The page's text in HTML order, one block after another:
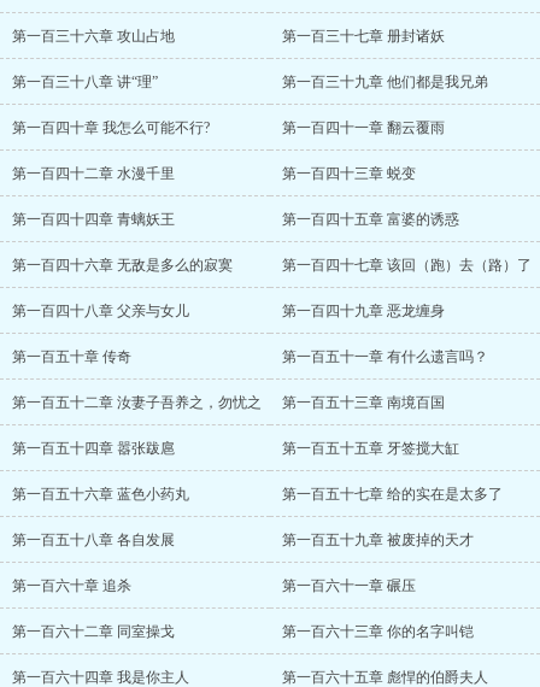
第一百三十六章 攻山占地 第一百三十七章 册封诸妖
第一百三十八章 讲“理” 第一百三十九章 他们都是我兄弟
第一百四十章 我怎么可能不行? 第一百四十一章 翻云覆雨
第一百四十二章 水漫千里 第一百四十三章 蜕变
第一百四十四章 青螭妖王 第一百四十五章 富婆的诱惑
第一百四十六章 无敌是多么的寂寞 第一百四十七章 该回（跑）去（路）了
第一百四十八章 父亲与女儿 第一百四十九章 恶龙缠身
第一百五十章 传奇 第一百五十一章 有什么遗言吗？
第一百五十二章 汝妻子吾养之，勿忧之 第一百五十三章 南境百国
第一百五十四章 嚣张跋扈 第一百五十五章 牙签搅大缸
第一百五十六章 蓝色小药丸 第一百五十七章 给的实在是太多了
第一百五十八章 各自发展 第一百五十九章 被废掉的天才
第一百六十章 追杀 第一百六十一章 碾压
第一百六十二章 同室操戈 第一百六十三章 你的名字叫铠
第一百六十四章 我是你主人 第一百六十五章 彪悍的伯爵夫人